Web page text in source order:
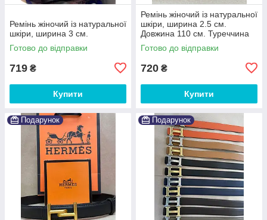
Ремінь жіночий із натуральної
шкіри, ширина 3 см.
Готово до відправки
719 ₴
Купити
Ремінь жіночий із натуральної
шкіри, ширина 2.5 см.
Довжина 110 см. Туреччина
Готово до відправки
720 ₴
Купити
Подарунок Подарунок